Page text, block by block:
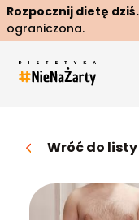
Rozpocznij dietę dziś.
ograniczona.
Wróć do